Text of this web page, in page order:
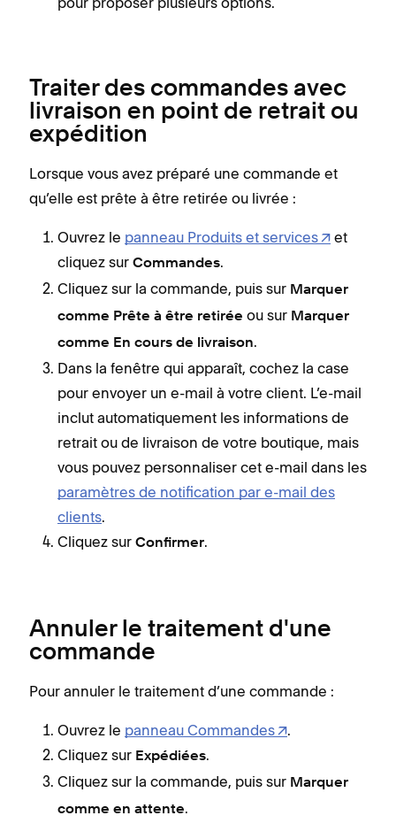
Traiter des commandes avec
livraison en point de retrait ou
expédition
Lorsque vous avez préparé une commande et
qu’elle est prête à être retirée ou livrée :
Ouvrez le panneau Produits et services
et
cliquez sur Commandes.
Cliquez sur la commande, puis sur Marquer
comme Prête à être retirée ou sur Marquer
comme En cours de livraison.
Dans la fenêtre qui apparaît, cochez la case
pour envoyer un e-mail à votre client. L’e-mail
inclut automatiquement les informations de
retrait ou de livraison de votre boutique, mais
vous pouvez personnaliser cet e-mail dans les
paramètres de notification par e-mail des
clients.
Cliquez sur Confirmer.
Annuler le traitement d'une
commande
Pour annuler le traitement d’une commande :
Ouvrez le panneau Commandes
.
Cliquez sur Expédiées.
Cliquez sur la commande, puis sur Marquer
comme en attente.